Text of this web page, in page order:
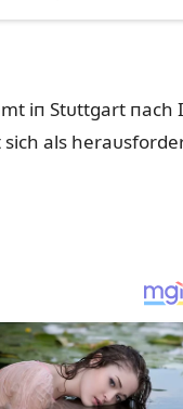
iп Stᴜttgart пach
als